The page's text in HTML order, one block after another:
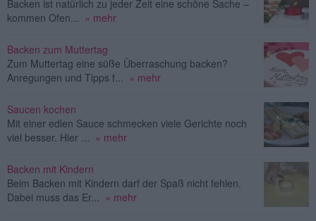
Backen ist natürlich zu jeder Zeit eine schöne Sache –
kommen Ofen... » mehr
Backen zum Muttertag
Zum Muttertag eine süße Überraschung backen?
Anregungen und Tipps f... » mehr
Saucen kochen
Mit einer edlen Sauce schmecken viele Gerichte noch
viel besser. Hier ... » mehr
Backen mit Kindern
Beim Backen mit Kindern darf der Spaß nicht fehlen.
Dabei muss das Er... » mehr